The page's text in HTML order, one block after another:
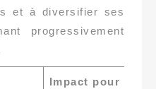
et à diversifier ses
progressivement
Impact pour